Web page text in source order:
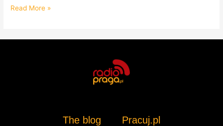
Read More »
The blog Pracuj.pl